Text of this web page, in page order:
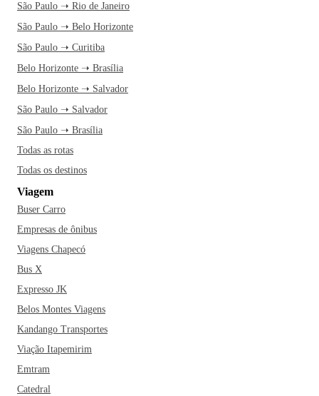
São Paulo ➝ Rio de Janeiro
São Paulo ➝ Belo Horizonte
São Paulo ➝ Curitiba
Belo Horizonte ➝ Brasília
Belo Horizonte ➝ Salvador
São Paulo ➝ Salvador
São Paulo ➝ Brasília
Todas as rotas
Todas os destinos
Viagem
Buser Carro
Empresas de ônibus
Viagens Chapecó
Bus X
Expresso JK
Belos Montes Viagens
Kandango Transportes
Viação Itapemirim
Emtram
Catedral